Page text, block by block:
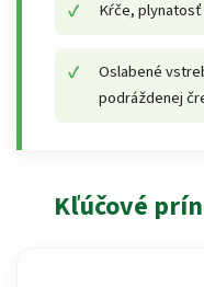
Kŕče,
Oslabené
podráždenej
Kľúčové